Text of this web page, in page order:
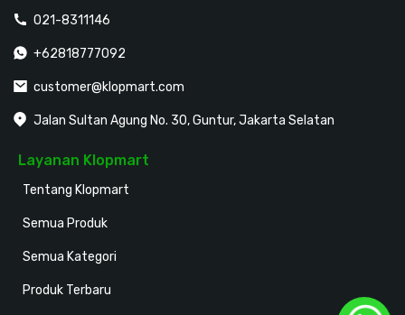
021-8311146
+62818777092
customer@klopmart.com
Jalan Sultan Agung No. 30, Guntur, Jakarta Selatan
Layanan Klopmart
Tentang Klopmart
Semua Produk
Semua Kategori
Produk Terbaru